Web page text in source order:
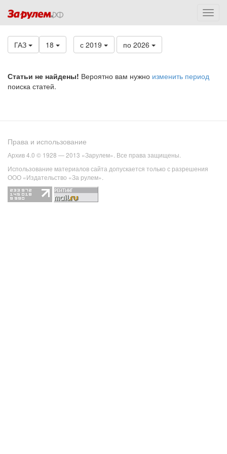
ГАЗ 18 с 2019 по 2026
Статьи не найдены! Вероятно вам нужно изменить период
поиска статей.
Права и использование
Архив 4.0 © 1928 — 2013 «Зарулем». Все права защищены.
Использование материалов сайта допускается только с разрешения
ООО «Издательство «За рулем».